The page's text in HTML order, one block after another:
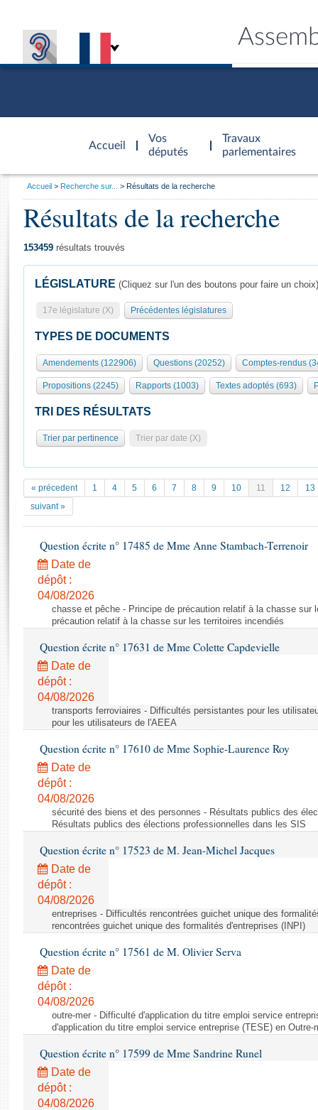
Accueil
d'accueil
Vos
députés
Travaux
parlementaires
Présidence
577 députés
Groupes politiques
Séance publique
Commissions et autres organes
Europe et International
Pétitions
Documents parlementaires
Projets de loi
Propositions de loi
Amendements
Textes adoptés
Rapports d'information
Rapports législatifs
Rapports sur l'application des lois
Baromètre de l’application des lois
Dossiers législatifs
Budget et sécurité sociale
Questions écrites et orales
Comptes rendus des débats
Général
Rôle et pouvoirs de l'Assemblée
Organisation de l'Assemblée
Présidence Conférence des Présidents Bureau Collège des
Statistiques et chiffres clés
Documents de référence
( Constitution | Règlement de l'Assemblée ... )
Histoire
Juniors
Anciennes législatures
Liens vers les sites publics
Visiter l'Assemblée
Visite virtuelle du palais Bourbon
Assister à une séance
La Bibliothèque
Les archives
Contacts et plan d'accès
Photos libres de droit
Vous
Accueil Recherche sur... Résultats de la recherche
Résultats de la recherche
153459 résultats trouvés
LÉGISLATURE (Cliquez sur l'un des boutons pour faire un choix)
17e législature (X) Précédentes législatures
TYPES DE DOCUMENTS
Amendements (122906) Questions (20252) Comptes-rendus
Propositions (2245) Rapports (1003) Textes adoptés (693)
TRI DES RÉSULTATS
Trier par pertinence Trier par date (X)
« précedent 1 4 5 6 7 8 9 10 11 12
13
suivant »
Question écrite n° 17485 de Mme Anne Stambach-Terrenoir
Date de
dépôt :
04/08/2026
chasse et pêche - Principe de précaution relatif à la chasse sur
précaution relatif à la chasse sur les territoires incendiés
Question écrite n° 17631 de Mme Colette Capdevielle
Date de
dépôt :
04/08/2026
transports ferroviaires - Difficultés persistantes pour les
pour les utilisateurs de l'AEEA
Question écrite n° 17610 de Mme Sophie-Laurence Roy
Date de
dépôt :
04/08/2026
sécurité des biens et des personnes - Résultats publics des
Résultats publics des élections professionnelles dans les SIS
Question écrite n° 17523 de M. Jean-Michel Jacques
Date de
dépôt :
04/08/2026
entreprises - Difficultés rencontrées guichet unique des
rencontrées guichet unique des formalités d'entreprises (INPI)
Question écrite n° 17561 de M. Olivier Serva
Date de
dépôt :
04/08/2026
outre-mer - Difficulté d'application du titre emploi service
d'application du titre emploi service entreprise (TESE) en Outre-
Question écrite n° 17599 de Mme Sandrine Runel
Date de
dépôt :
04/08/2026